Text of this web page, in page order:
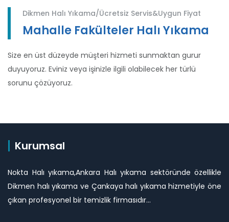
Dikmen Halı Yıkama/Ücretsiz Servis&Uygun Fiyat
Mahalle Fakülteler Halı Yıkama
Size en üst düzeyde müşteri hizmeti sunmaktan gurur
duyuyoruz. Eviniz veya işinizle ilgili olabilecek her türlü
sorunu çözüyoruz.
Kurumsal
Nokta Halı yıkama,Ankara Halı yıkama sektöründe özellikle
Dikmen halı yıkama ve Çankaya halı yıkama hizmetiyle öne
çıkan profesyonel bir temizlik firmasıdır...